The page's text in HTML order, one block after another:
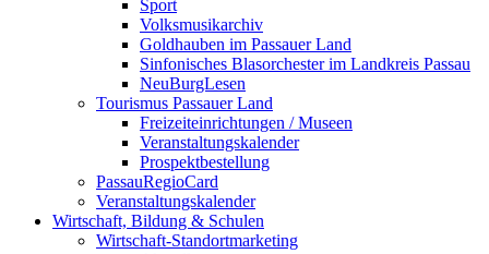
Sport
Volksmusikarchiv
Goldhauben im Passauer Land
Sinfonisches Blasorchester im Landkreis Passau
NeuBurgLesen
Tourismus Passauer Land
Freizeiteinrichtungen / Museen
Veranstaltungskalender
Prospektbestellung
PassauRegioCard
Veranstaltungskalender
Wirtschaft, Bildung & Schulen
Wirtschaft-Standortmarketing